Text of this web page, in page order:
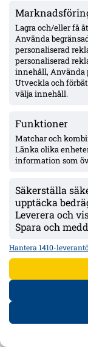
Lagra och/eller få
Använda
personaliserad
personaliserad
innehåll, Använda
Utveckla och
välja innehåll.
Funktioner
Matchar och
Länka olika
information som
Säkerställa
upptäcka
Leverera och
Spara och
Hantera 1410-
IFK Göteborg 0–1
heta scener inför
Blåvitt föll med
föremål. Efter paus
VAR –...
IFK Göteborg trycker
Gent saknar
Tobias Heintz